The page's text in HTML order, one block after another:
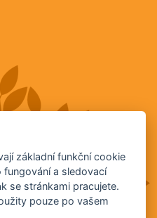
základní funkční cookie
fungování a sledovací
se stránkami pracujete.
pouze po vašem